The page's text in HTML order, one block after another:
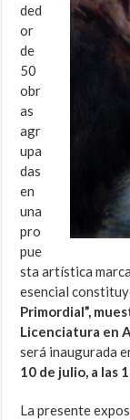
ded
or
de
50
obr
as
agr
upa
das
en
una
pro
pue
sta artística
esencial
Primordial”,
Licenciatura en
será inaugurada
10 de julio, a las
La presente